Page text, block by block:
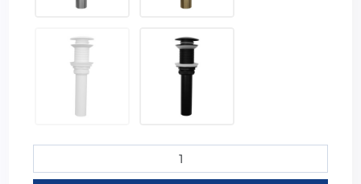
ilość Umywalka nablatowa owalna UM-A478